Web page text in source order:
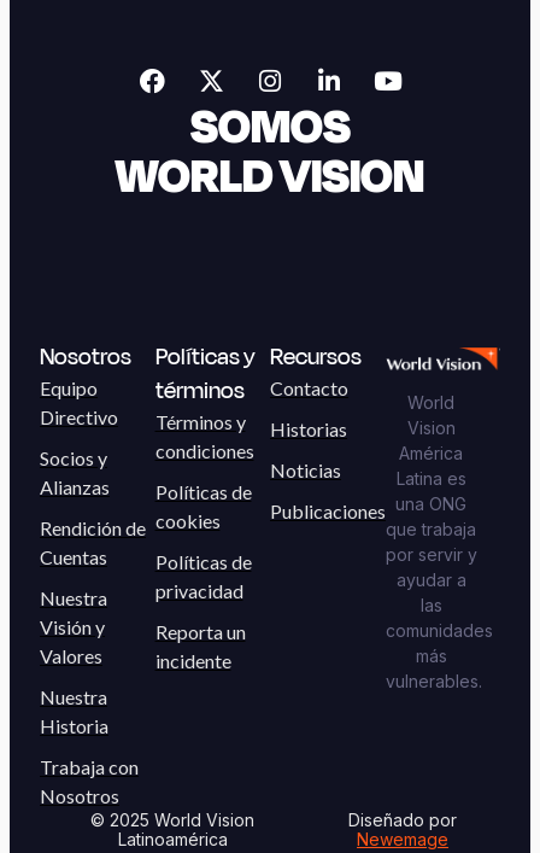
SOMOS
WORLD VISION
Nosotros
Equipo
Directivo
Socios y
Alianzas
Rendición de
Cuentas
Nuestra
Visión y
Valores
Nuestra
Historia
Trabaja con
Nosotros
Políticas y
términos
Términos y
condiciones
Políticas de
cookies
Políticas de
privacidad
Reporta un
incidente
Recursos
Contacto
Historias
Noticias
Publicaciones
World
Vision
América
Latina es
una ONG
que trabaja
por servir y
ayudar a
las
comunidades
más
vulnerables.
© 2025 World Vision
Latinoamérica
Diseñado por
Newemage